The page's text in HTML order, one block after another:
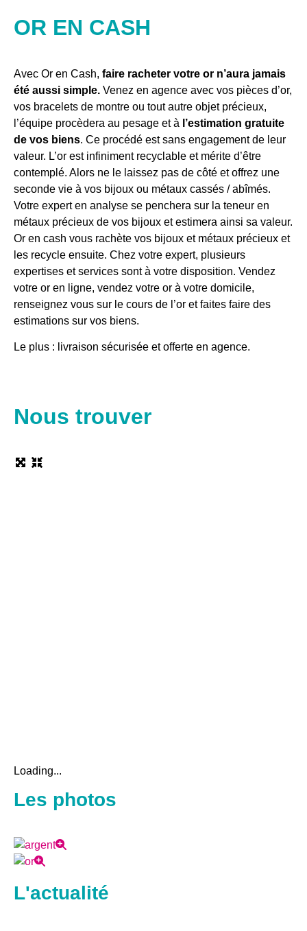
OR EN CASH
Avec Or en Cash, faire racheter votre or n’aura jamais
été aussi simple. Venez en agence avec vos pièces d’or,
vos bracelets de montre ou tout autre objet précieux,
l’équipe procèdera au pesage et à l’estimation gratuite
de vos biens. Ce procédé est sans engagement de leur
valeur. L’or est infiniment recyclable et mérite d’être
contemplé. Alors ne le laissez pas de côté et offrez une
seconde vie à vos bijoux ou métaux cassés / abîmés.
Votre expert en analyse se penchera sur la teneur en
métaux précieux de vos bijoux et estimera ainsi sa valeur.
Or en cash vous rachète vos bijoux et métaux précieux et
les recycle ensuite. Chez votre expert, plusieurs
expertises et services sont à votre disposition. Vendez
votre or en ligne, vendez votre or à votre domicile,
renseignez vous sur le cours de l’or et faites faire des
estimations sur vos biens.
Le plus : livraison sécurisée et offerte en agence.
Nous trouver
Loading...
Les photos
L'actualité